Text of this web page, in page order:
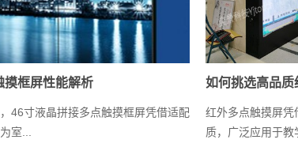
摸框屏性能解析
46寸液晶拼接多点触摸框屏凭借适配
室...
如何挑选高品质
红外多点触摸屏凭
质，广泛应用于教